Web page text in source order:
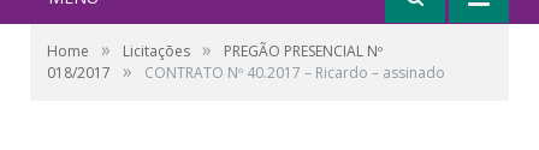
Home » Licitações »
PREGÃO PRESENCIAL Nº
018/2017
» CONTRATO Nº 40.2017 – Ricardo – assinado